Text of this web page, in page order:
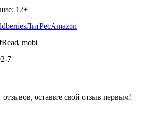
12+
ЛитРесAmazon
mobi
7
оставьте свой отзыв первым!